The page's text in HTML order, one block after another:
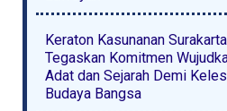
Keraton Kasunanan
Tegaskan Komitmen
Adat dan Sejarah Demi
Budaya Bangsa